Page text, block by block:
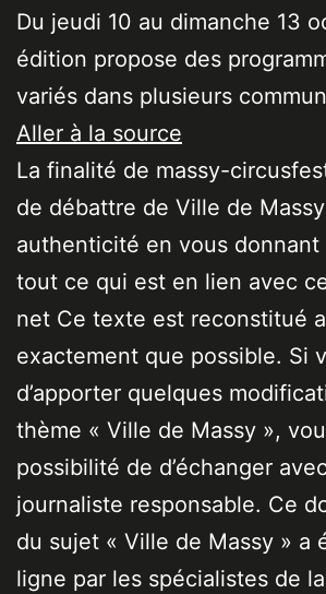
Du jeudi 10 au dimanche 13
édition propose des
variés dans plusieurs
Aller à la source
La finalité de massy-
de débattre de Ville de
authenticité en vous
tout ce qui est en lien avec
net Ce texte est reconstitué
exactement que possible. Si
d’apporter quelques
thème « Ville de Massy »,
possibilité de d’échanger
journaliste responsable. Ce
du sujet « Ville de Massy » a
ligne par les spécialistes de